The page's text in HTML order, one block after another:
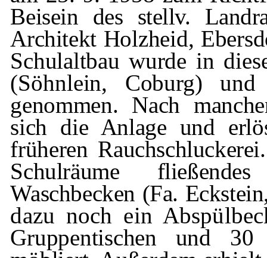
Beisein des stellv.
Archi­tekt Holzheid,
Schulaltbau wur­de in
(Söhnlein, Coburg)
genommen. Nach
sich die Anlage und
früheren
Schulräume
Waschbecken (Fa.
dazu noch ein
Gruppentischen und